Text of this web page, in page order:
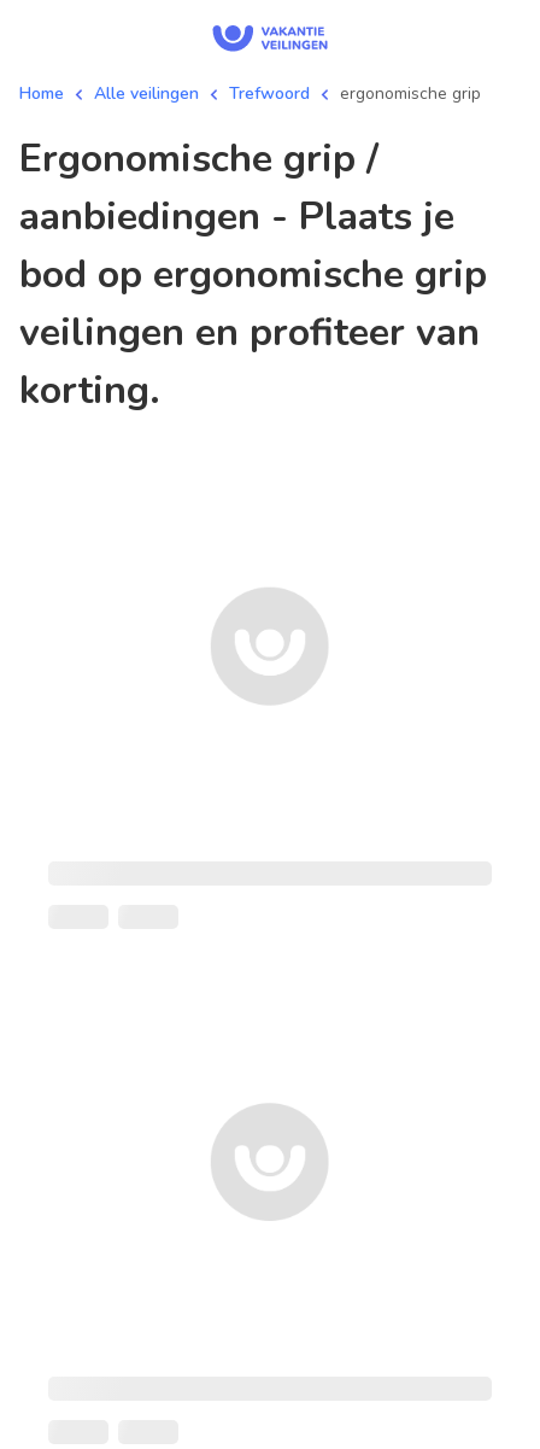
Home Alle veilingen Trefwoord ergonomische grip
ergonomische grip /
aanbiedingen - Plaats je
bod op ergonomische grip
veilingen en profiteer van
korting.